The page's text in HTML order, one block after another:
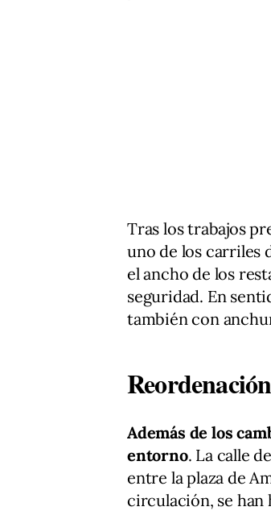
Tras los trabajos
uno de los carriles
el ancho de los
seguridad. En
también con
Además de los
entorno. La calle
entre la plaza de
circulación, se han